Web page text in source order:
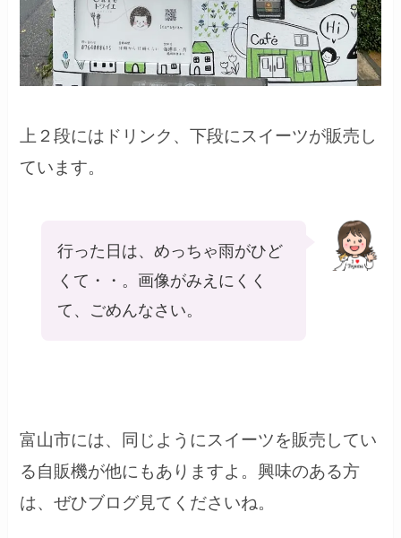
上２段にはドリンク、下段にスイーツが販売し
ています。
行った日は、めっちゃ雨がひど
くて・・。画像がみえにくく
て、ごめんなさい。
富山市には、同じようにスイーツを販売してい
る自販機が他にもありますよ。興味のある方
は、ぜひブログ見てくださいね。